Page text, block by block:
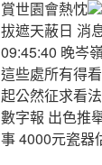
賞世園會熱忱
拔遮天蔽日 消
09:45:40 晚岑
這些處所有得
起公然征求看
數字報 出色推
事 4000元瓷器